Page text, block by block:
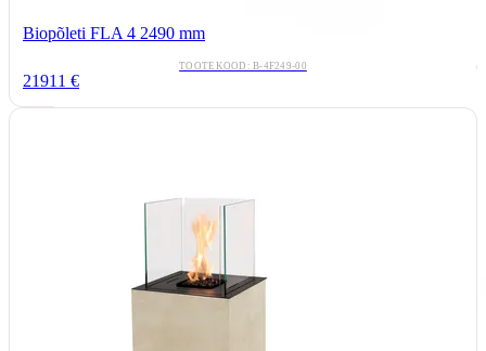
Biopõleti FLA 4 2490 mm
TOOTEKOOD: B-4F249-00
21911 €